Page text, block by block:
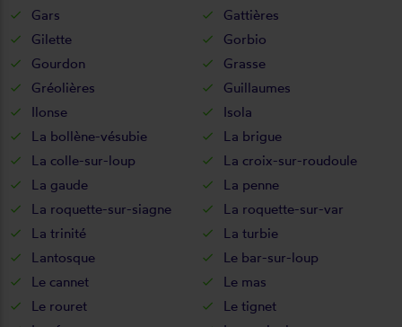
Gars
Gattières
Gilette
Gorbio
Gourdon
Grasse
Gréolières
Guillaumes
Ilonse
Isola
La bollène-vésubie
La brigue
La colle-sur-loup
La croix-sur-roudoule
La gaude
La penne
La roquette-sur-siagne
La roquette-sur-var
La trinité
La turbie
Lantosque
Le bar-sur-loup
Le cannet
Le mas
Le rouret
Le tignet